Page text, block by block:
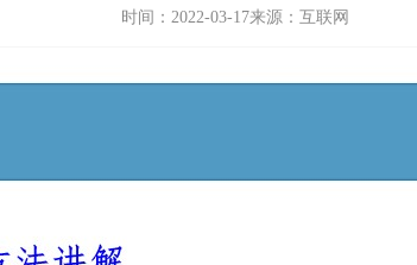
时间：2022-03-17来源：互联网